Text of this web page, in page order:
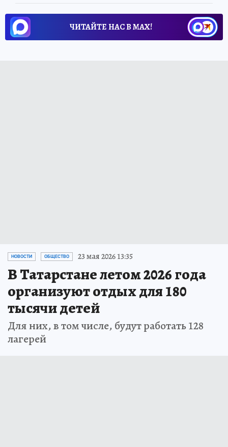
ЧИТАЙТЕ НАС В МАХ!
НОВОСТИ ОБЩЕСТВО 23 мая 2026 13:35
В Татарстане летом 2026 года
организуют отдых для 180
тысячи детей
Для них, в том числе, будут работать 128
лагерей